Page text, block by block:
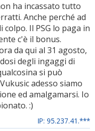
ha incassato tutto
Anche perché ad
Il PSG lo paga in
c'è il bonus.
da qui al 31 agosto,
degli ingaggi di
si può
adesso siamo
ed amalgamarsi. Io
:)
IP: 95.237.41.***